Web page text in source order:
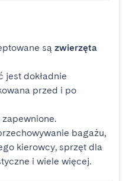
są zwierzęta
jest dokładnie
przed i po
bagażu,
kierowcy, sprzęt dla
i wiele więcej.